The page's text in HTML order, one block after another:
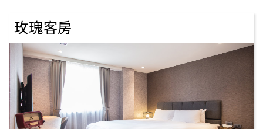
務
顧
客
滿
意
玫瑰客房